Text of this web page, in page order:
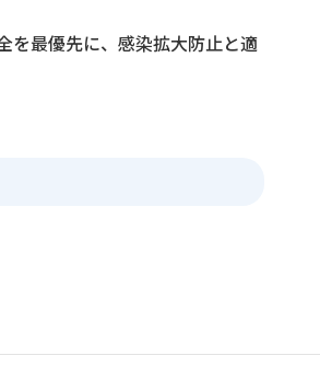
を最優先に、感染拡大防止と適